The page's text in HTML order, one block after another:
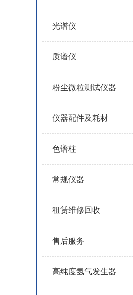
光谱仪
质谱仪
粉尘微粒测试仪器
仪器配件及耗材
色谱柱
常规仪器
租赁维修回收
售后服务
高纯度氢气发生器